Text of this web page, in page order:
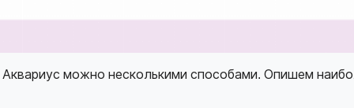
Аквариус можно несколькими способами. Опишем